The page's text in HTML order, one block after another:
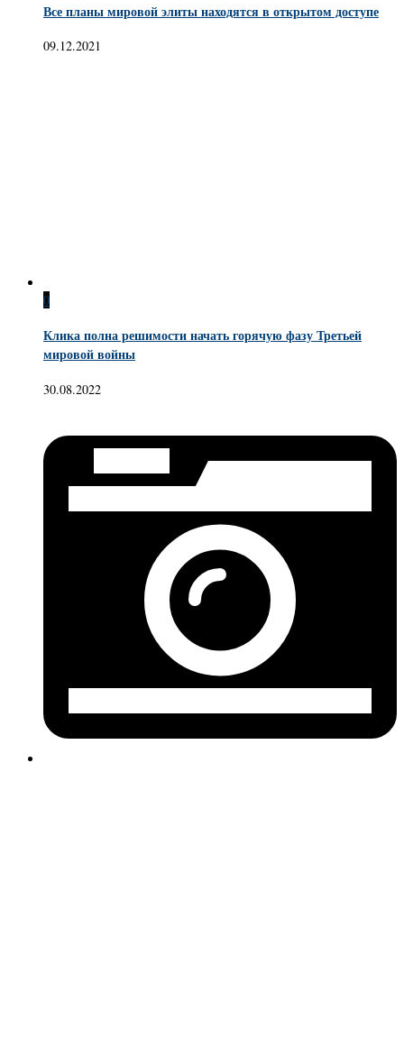
Все планы мировой элиты находятся в открытом доступе
09.12.2021
0
Клика полна решимости начать горячую фазу Третьей
мировой войны
30.08.2022